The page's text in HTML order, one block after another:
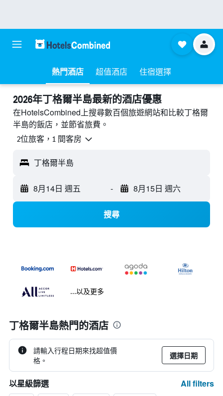
熱門酒店 超值酒店 住宿選擇
2026年丁格爾半島最新的酒店優惠
在HotelsCombined上搜尋數百個旅遊網站和比較丁格爾
半島的飯店，並節省旅費。
2位旅客，1 間客房
丁格爾半島
8月14日 週五 - 8月15日 週六
搜尋
...以及更多
丁格爾半島熱門的酒店
請輸入行程日期來找超值價
格。
選擇日期
以星級篩選 All filters